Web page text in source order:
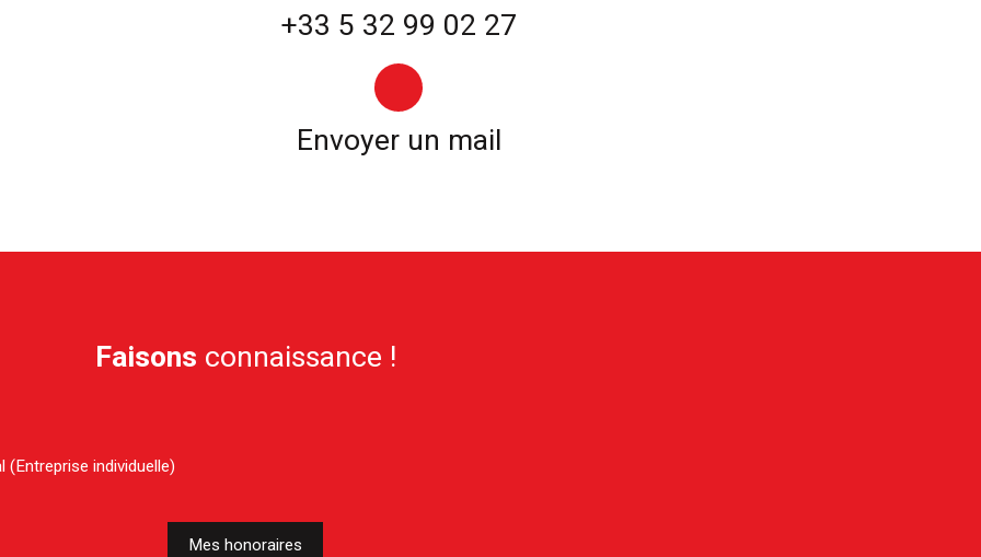
+33 5 32 99 02 27
Envoyer un mail
Faisons connaissance !
individuelle)
Mes honoraires